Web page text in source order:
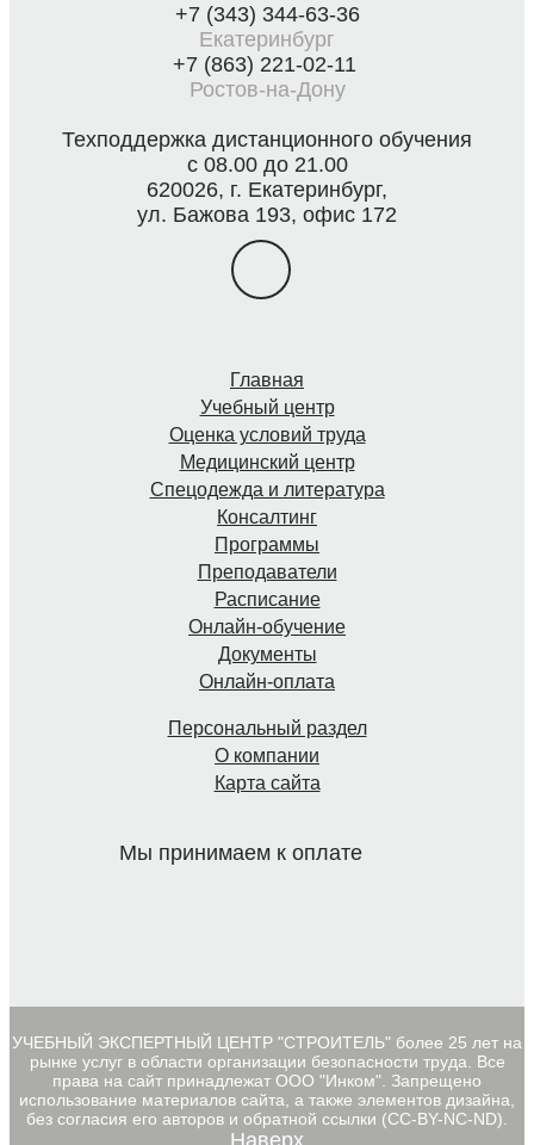
+7 (343) 344-63-36
Екатеринбург
+7 (863) 221-02-11
Ростов-на-Дону
Техподдержка дистанционного обучения
с 08.00 до 21.00
620026, г. Екатеринбург,
ул. Бажова 193, офис 172
Главная
Учебный центр
Оценка условий труда
Медицинский центр
Спецодежда и литература
Консалтинг
Программы
Преподаватели
Расписание
Онлайн-обучение
Документы
Онлайн-оплата
Персональный раздел
О компании
Карта сайта
Мы принимаем к оплате
УЧЕБНЫЙ ЭКСПЕРТНЫЙ ЦЕНТР "СТРОИТЕЛЬ" более 25 лет на
рынке услуг в области организации безопасности труда. Все
права на сайт принадлежат ООО "Инком". Запрещено
использование материалов сайта, а также элементов дизайна,
без согласия его авторов и обратной ссылки (CC-BY-NC-ND).
Наверх